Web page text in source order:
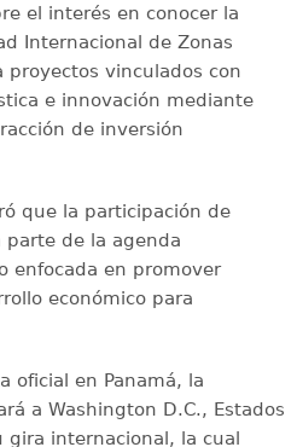
el interés en conocer la
Internacional de Zonas
proyectos vinculados con
e innovación mediante
de inversión
que la participación de
parte de la agenda
enfocada en promover
económico para
oficial en Panamá, la
a Washington D.C., Estados
gira internacional, la cual